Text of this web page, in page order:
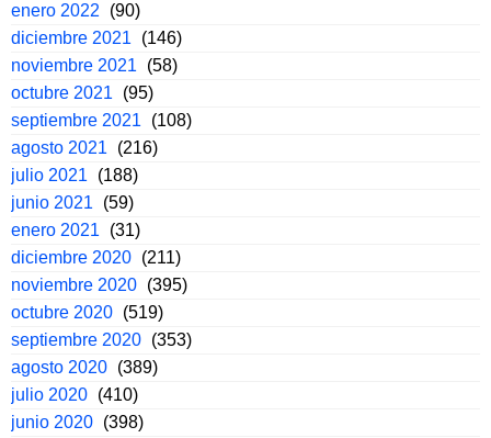
enero 2022
(90)
diciembre 2021
(146)
noviembre 2021
(58)
octubre 2021
(95)
septiembre 2021
(108)
agosto 2021
(216)
julio 2021
(188)
junio 2021
(59)
enero 2021
(31)
diciembre 2020 (211)
noviembre 2020 (395)
octubre 2020 (519)
septiembre 2020 (353)
agosto 2020 (389)
julio 2020 (410)
junio 2020 (398)